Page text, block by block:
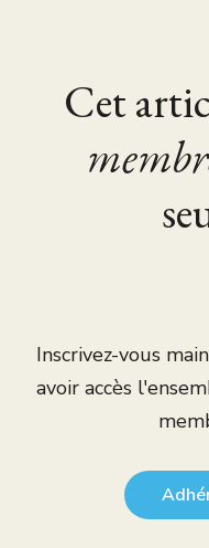
Cet
Inscrivez-vous
avoir accès